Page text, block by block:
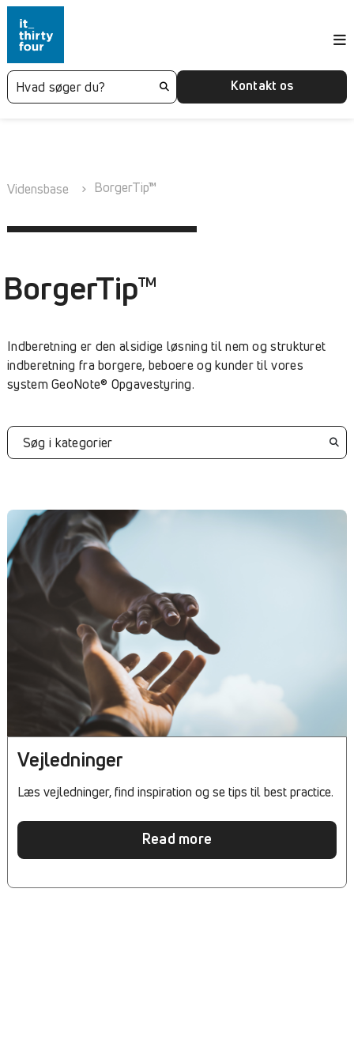
Kontakt os
Vidensbase BorgerTip™
BorgerTip™
Indberetning er den alsidige løsning til nem og strukturet
indberetning fra borgere, beboere og kunder til vores
system GeoNote® Opgavestyring.
Vejledninger
Læs vejledninger, find inspiration og se tips til best practice.
Read more